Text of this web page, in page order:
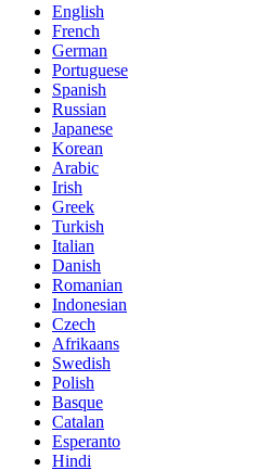
English
French
German
Portuguese
Spanish
Russian
Japanese
Korean
Arabic
Irish
Greek
Turkish
Italian
Danish
Romanian
Indonesian
Czech
Afrikaans
Swedish
Polish
Basque
Catalan
Esperanto
Hindi